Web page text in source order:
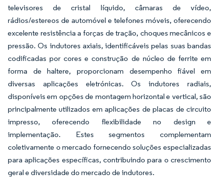
televisores de cristal líquido, câmaras de vídeo,
rádios/estereos de automóvel e telefones móveis, oferecendo
excelente resistência a forças de tração, choques mecânicos e
pressão. Os indutores axiais, identificáveis pelas suas bandas
codificadas por cores e construção de núcleo de ferrite em
forma de haltere, proporcionam desempenho fiável em
diversas aplicações eletrónicas. Os indutores radiais,
disponíveis em opções de montagem horizontal e vertical, são
principalmente utilizados em aplicações de placas de circuito
impresso, oferecendo flexibilidade no design e
implementação. Estes segmentos complementam
coletivamente o mercado fornecendo soluções especializadas
para aplicações específicas, contribuindo para o crescimento
geral e diversidade do mercado de indutores.